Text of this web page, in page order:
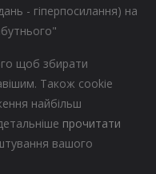
- гіперпосилання) на
щоб збирати
Також cookie
найбільш
прочитати
вашого